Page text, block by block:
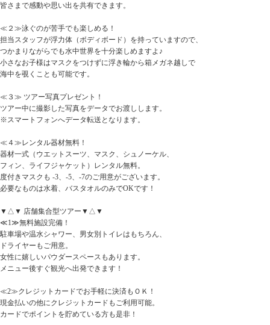
皆さまで感動や思い出を共有できます。
≪２≫泳ぐのが苦手でも楽しめる！
担当スタッフが浮力体（ボディボード）を持っていますので、
つかまりながらでも水中世界を十分楽しめますよ♪
小さなお子様はマスクをつけずに浮き輪から箱メガネ越しで
海中を覗くことも可能です。
≪３≫ ツアー写真プレゼント！
ツアー中に撮影した写真をデータでお渡しします。
※スマートフォンへデータ転送となります。
≪４≫レンタル器材無料！
器材一式（ウエットスーツ、マスク、シュノーケル、
フィン、ライフジャケット）レンタル無料。
度付きマスクも -3、-5、-7のご用意がございます。
必要なものは水着、バスタオルのみでOKです！
▼△▼ 店舗集合型ツアー▼△▼
≪1≫無料施設完備！
駐車場や温水シャワー、男女別トイレはもちろん、
ドライヤーもご用意。
女性に嬉しいパウダースペースもあります。
メニュー後すぐ観光へ出発できます！
≪2≫クレジットカードでお手軽に決済もＯＫ！
現金払いの他にクレジットカードもご利用可能。
カードでポイントを貯めている方も是非！